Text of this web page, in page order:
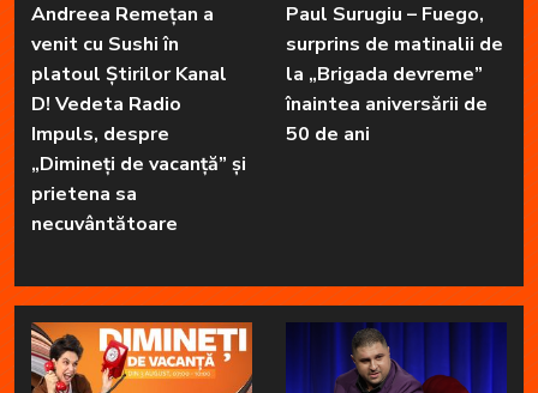
Andreea Remețan a
venit cu Sushi în
platoul Știrilor Kanal
D! Vedeta Radio
Impuls, despre
„Dimineți de vacanță” și
prietena sa
necuvântătoare
Paul Surugiu – Fuego,
surprins de matinalii de
la „Brigada devreme”
înaintea aniversării de
50 de ani